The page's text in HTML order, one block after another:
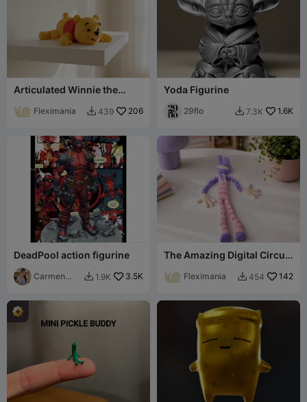
Articulated Winnie the
Fleximania  439 206
Yoda Figurine
29flo  7.3K 1.6K
DeadPool action figurine
Carmen
 1.9K 3.5K
The Amazing Digital Circus
Fleximania  454 142